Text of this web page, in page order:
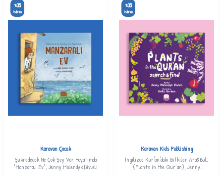
%35
İndirim
Karavan Çocuk
Şükredecek Ne Çok Şey Var Hayatımda
"Manzaralı Ev", Jenny Molendyk Divleli
%35
İndirim
Karavan Kids Publishing
İngilizce Kur'an'daki Bitkiler Ara&Bul,
(Plants in the Qur’an), Jenny